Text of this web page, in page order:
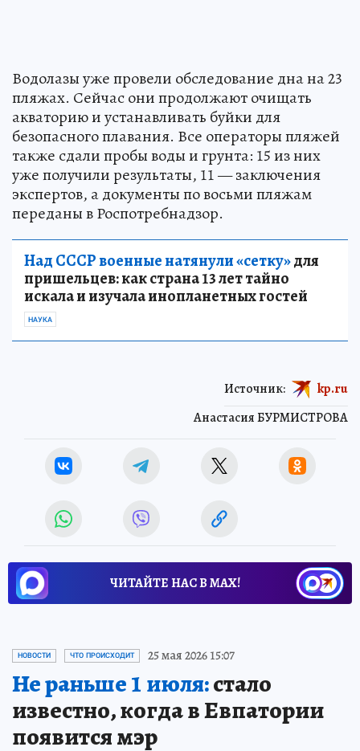
Водолазы уже провели обследование дна на 23
пляжах. Сейчас они продолжают очищать
акваторию и устанавливать буйки для
безопасного плавания. Все операторы пляжей
также сдали пробы воды и грунта: 15 из них
уже получили результаты, 11 — заключения
экспертов, а документы по восьми пляжам
переданы в Роспотребнадзор.
Над СССР военные натянули «сетку»для
пришельцев: как страна 13 лет тайно
искала и изучала инопланетных гостей
НАУКА
Анастасия БУРМИСТРОВА
Источник: kp.ru
ЧИТАЙТЕ НАС В МАХ!
НОВОСТИ ЧТО ПРОИСХОДИТ 25 мая 2026 15:07
Не раньше 1 июля:стало
известно, когда в Евпатории
появится мэр